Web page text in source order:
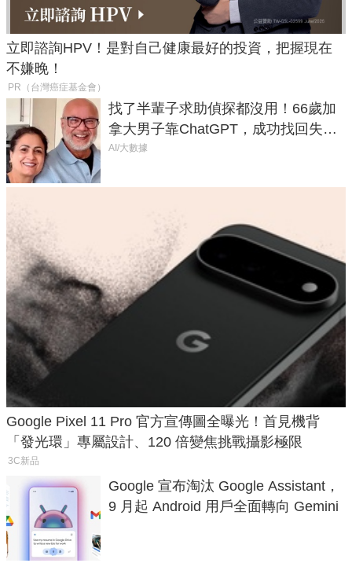
立即諮詢HPV！是對自己健康最好的投資，把握現在
不嫌晚！
PR（台灣癌症基金會）
找了半輩子求助偵探都沒用！66歲加
拿大男子靠ChatGPT，成功找回失散
50年家人
AI/大數據
Google Pixel 11 Pro 官方宣傳圖全曝光！首見機背
「發光環」專屬設計、120 倍變焦挑戰攝影極限
3C新品
Google 宣布淘汰 Google Assistant，
9 月起 Android 用戶全面轉向 Gemini